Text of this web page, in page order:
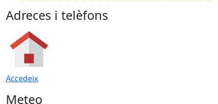
Adreces i telèfons
Accedeix
Meteo